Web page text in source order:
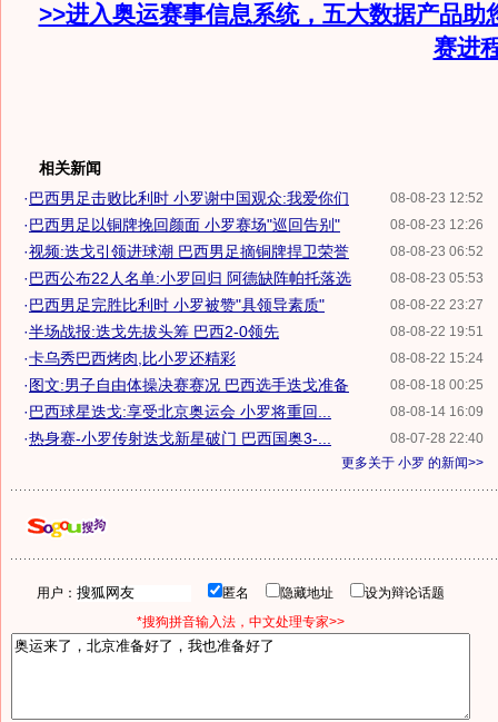
>>进入奥运赛事信息系统，五大数据产品助
赛进
相关新闻
08-08-23 12:52
·巴西男足击败比利时 小罗谢中国观众:我爱你们
08-08-23 12:26
·巴西男足以铜牌挽回颜面 小罗赛场"巡回告别"
08-08-23 06:52
·视频:迭戈引领进球潮 巴西男足摘铜牌捍卫荣誉
08-08-23 05:53
·巴西公布22人名单:小罗回归 阿德缺阵帕托落选
08-08-22 23:27
·巴西男足完胜比利时 小罗被赞"具领导素质"
08-08-22 19:51
·半场战报:迭戈先拔头筹 巴西2-0领先
08-08-22 15:24
·卡乌秀巴西烤肉,比小罗还精彩
08-08-18 00:25
·图文:男子自由体操决赛赛况 巴西选手迭戈准备
08-08-14 16:09
·巴西球星迭戈:享受北京奥运会 小罗将重回...
08-07-28 22:40
·热身赛-小罗传射迭戈新星破门 巴西国奥3-...
更多关于 小罗 的新闻>>
用户： 匿名 隐藏地址
设为辩论话题
*搜狗拼音输入法，中文处理专家>>